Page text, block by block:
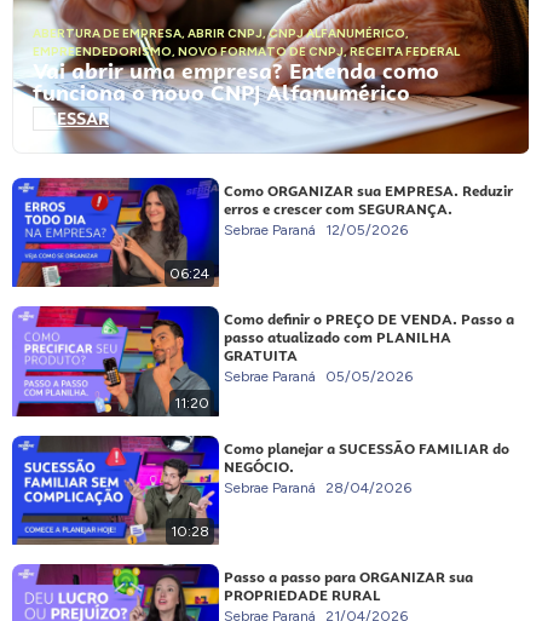
ABERTURA DE EMPRESA, ABRIR CNPJ,CNPJ ALFANUMÉRICO,
EMPREENDEDORISMO, NOVO FORMATO DE CNPJ,RECEITA FEDERAL
Vai abrir uma empresa? Entenda como
funciona o novo CNPJ Alfanumérico
ACESSAR
06:24
Como ORGANIZAR sua EMPRESA. Reduzir
erros e crescer com SEGURANÇA.
Sebrae Paraná 12/05/2026
11:20
Como definir o PREÇO DE VENDA. Passo a
passo atualizado com PLANILHA
GRATUITA
Sebrae Paraná 05/05/2026
10:28
Como planejar a SUCESSÃO FAMILIAR do
NEGÓCIO.
Sebrae Paraná 28/04/2026
Passo a passo para ORGANIZAR sua
PROPRIEDADE RURAL
Sebrae Paraná 21/04/2026